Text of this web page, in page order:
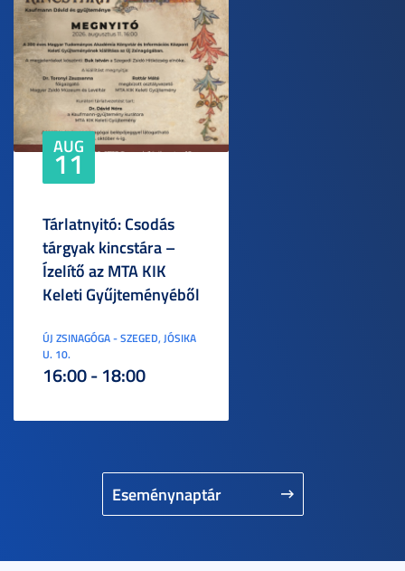
Eseménynaptár
AUG
11
Tárlatnyitó: Csodás
tárgyak kincstára –
Ízelítő az MTA KIK
Keleti Gyűjteményéből
ÚJ ZSINAGÓGA - SZEGED, JÓSIKA
U. 10.
16:00 - 18:00